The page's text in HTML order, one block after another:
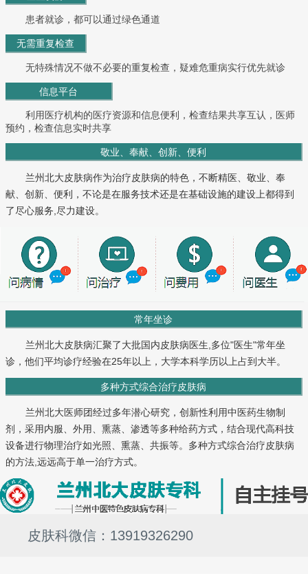
患者就诊，都可以通过绿色通道
无需重复检查
无特殊情况不做不必要的重复检查，疑难危重病实行优先就诊
信息平台
利用医疗机构的医疗资源和信息便利，检查结果共享互认，医师
预约，检查信息实时共享
敬业、奉献、创新、便利
兰州北大皮肤病作为治疗皮肤病的特色，不断精医、敬业、奉
献、创新、便利，不论是在服务技术还是在基础设施的建设上都得到
了尽心服务,尽力建设。
常年坐诊
兰州北大皮肤病汇聚了大批国内皮肤病医生,多位"医生"常年坐
诊，他们平均诊疗经验在25年以上，大学本科学历以上占到大半。
多种方式综合治疗皮肤病
兰州北大医师团经过多年潜心研究，创新性利用中医药生物制
剂，采用内服、外用、熏蒸、渗透等多种给药方式，结合现代高科技
设备进行物理治疗如光照、熏蒸、共振等。多种方式综合治疗皮肤病
的方法,远远高于单一治疗方式。
皮肤科微信：13919326290